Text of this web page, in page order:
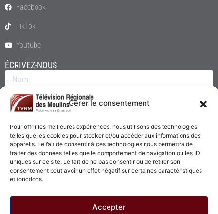
Gérer le consentement
Pour offrir les meilleures expériences, nous utilisons des technologies
telles que les cookies pour stocker et/ou accéder aux informations des
appareils. Le fait de consentir à ces technologies nous permettra de
traiter des données telles que le comportement de navigation ou les ID
uniques sur ce site. Le fait de ne pas consentir ou de retirer son
consentement peut avoir un effet négatif sur certaines caractéristiques
et fonctions.
Accepter
Facebook
TikTok
Youtube
ÉCRIVEZ-NOUS